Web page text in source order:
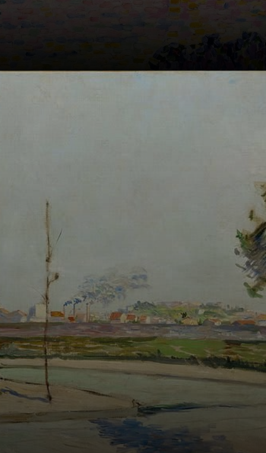
classe média,
Signac se mudou
para Montmartre,
um epicentro
artístico de
efervescência.